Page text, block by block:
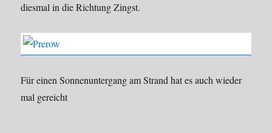
diesmal in die Richtung Zingst.
Für einen Sonnenuntergang am Strand hat es auch wieder
mal gereicht